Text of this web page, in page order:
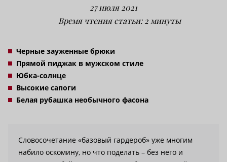
27 июля 2021
Время чтения статьи: 2 минуты
Черные зауженные брюки
Прямой пиджак в мужском стиле
Юбка-солнце
Высокие сапоги
Белая рубашка необычного фасона
Словосочетание «базовый гардероб» уже многим
набило оскомину, но что поделать – без него и